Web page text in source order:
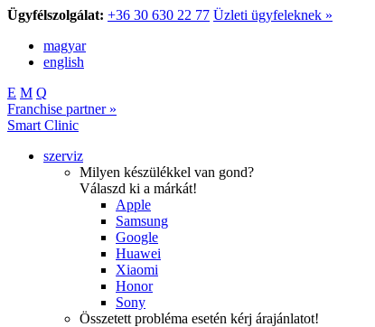
Ügyfélszolgálat: +36 30 630 22 77 Üzleti ügyfeleknek »
magyar
english
E M Q
Franchise partner »
Smart Clinic
szerviz
Milyen készülékkel van gond?
Válaszd ki a márkát!
Apple
Samsung
Google
Huawei
Xiaomi
Honor
Sony
Összetett probléma esetén kérj árajánlatot!